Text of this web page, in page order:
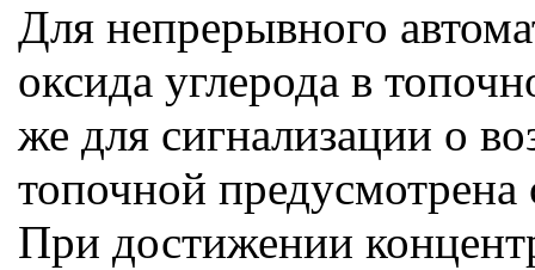
Для непрерывного
оксида углерода в
же для сигнализации о
топочной
При достижении